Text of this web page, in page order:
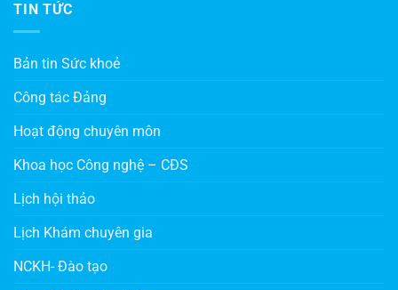
TIN TỨC
Bản tin Sức khoẻ
Công tác Đảng
Hoạt động chuyên môn
Khoa học Công nghệ – CĐS
Lịch hội thảo
Lịch Khám chuyên gia
NCKH- Đào tạo